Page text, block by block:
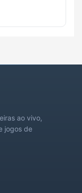
ao vivo,
jogos de